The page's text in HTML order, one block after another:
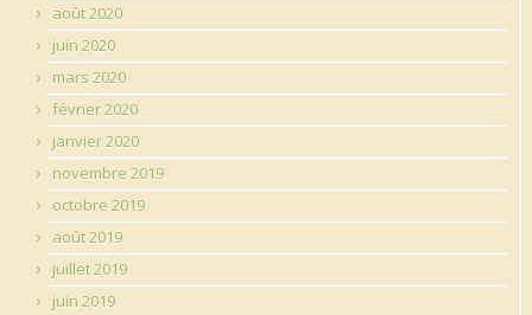
août 2020
juin 2020
mars 2020
février 2020
janvier 2020
novembre 2019
octobre 2019
août 2019
juillet 2019
juin 2019